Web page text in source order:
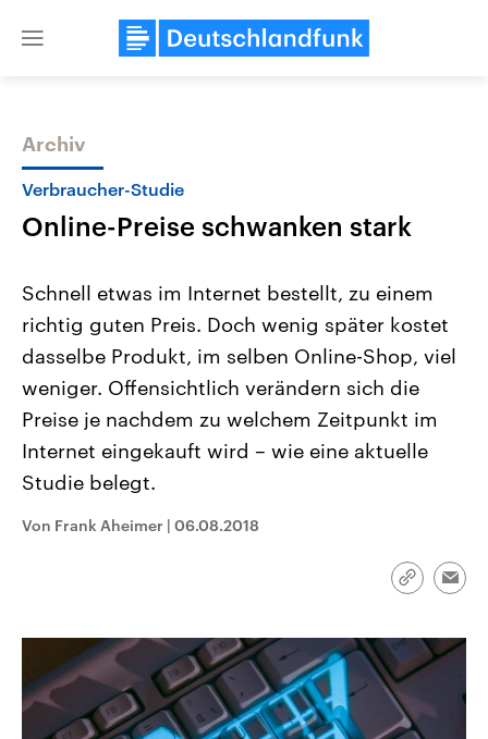
Close
Themen
Landtagswahl Sachsen-Anhalt
2026
Alle Informationen
Sachsen-Anhalt wählt am 6.
September 2026 einen neuen
Landtag. Seit 2021 wird das
Bundesland von einer Koalition aus
Umfragen, Prognosen,
Wahlprogramme, aktuelle Berichte
USA
Aktuelle Beiträge,
Hintergründe
Wirtschaftlich und
gehören die Vereinigten
Archiv
Verbraucher-Studie
Online-Preise schwanken stark
Schnell etwas im Internet bestellt, zu einem
richtig guten Preis. Doch wenig später kostet
dasselbe Produkt, im selben Online-Shop, viel
weniger. Offensichtlich verändern sich die
Preise je nachdem zu welchem Zeitpunkt im
Internet eingekauft wird – wie eine aktuelle
Studie belegt.
Von Frank Aheimer | 06.08.2018
Link